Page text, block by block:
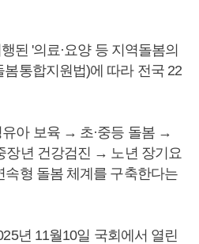
된 '의료·요양 등 지역돌봄의
통합지원법)에 따라 전국 22
유아 보육 → 초·중등 돌봄 →
장년 건강검진 → 노년 장기요
속형 돌봄 체계를 구축한다는
년 11월10일 국회에서 열린